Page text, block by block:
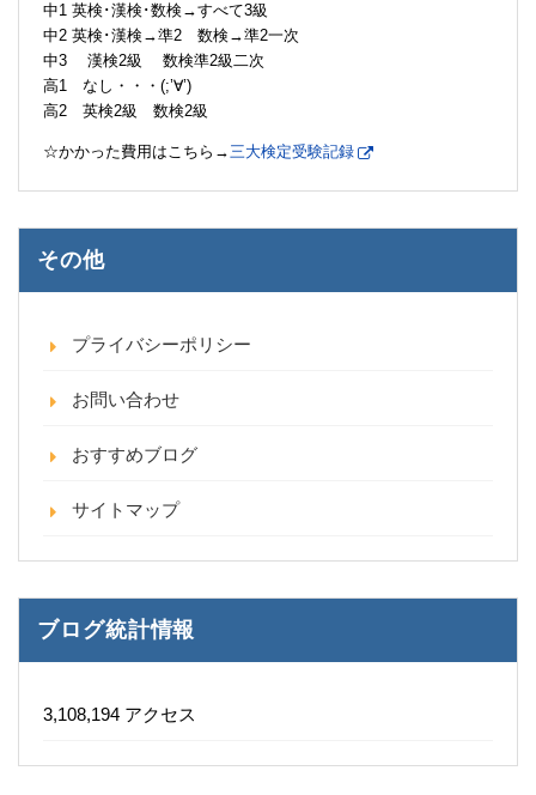
中1 英検･漢検･数検→すべて3級
中2 英検･漢検→準2 数検→準2一次
中3 漢検2級 数検準2級二次
高1 なし・・・(;’∀’)
高2 英検2級 数検2級
☆かかった費用はこちら→三大検定受験記録
その他
プライバシーポリシー
お問い合わせ
おすすめブログ
サイトマップ
ブログ統計情報
3,108,194 アクセス